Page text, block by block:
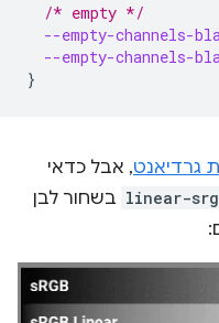
/* empty */
--empty-channels-
--empty-channels-
}
גרדיאנט, אבל כדאי
linear- בשחור לבן